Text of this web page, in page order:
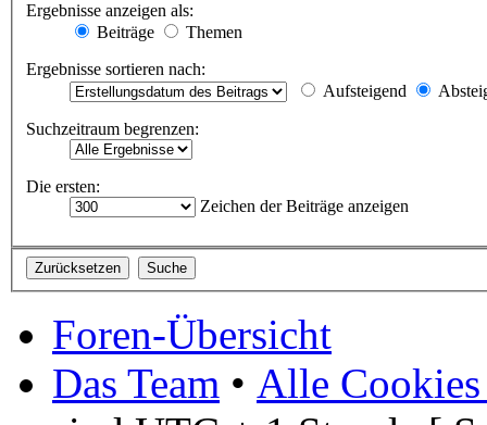
Ergebnisse anzeigen als:
Beiträge
Themen
Ergebnisse sortieren nach:
Aufsteigend
Suchzeitraum begrenzen:
Die ersten:
Zeichen der Beiträge anzeigen
Foren-Übersicht
Das Team • Alle Cookies